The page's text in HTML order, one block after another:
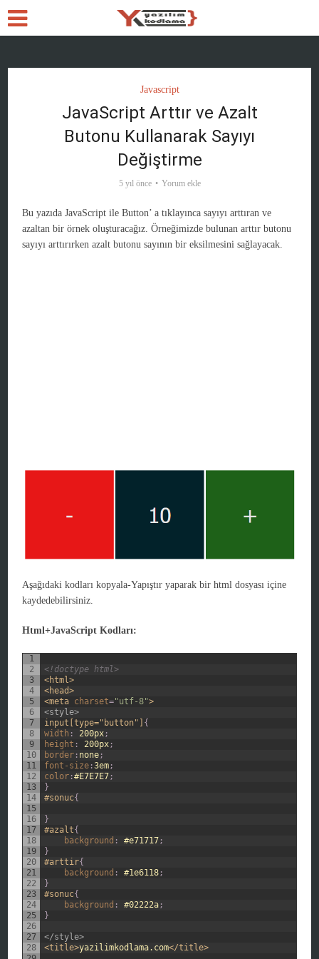
Javascript
JavaScript Arttır ve Azalt
Butonu Kullanarak Sayıyı
Değiştirme
5 yıl önce Yorum ekle
Bu yazıda JavaScript ile Button’ a tıklayınca sayıyı arttıran ve
azaltan bir örnek oluşturacağız. Örneğimizde bulunan arttır butonu
sayıyı arttırırken azalt butonu sayının bir eksilmesini sağlayacak.
Aşağıdaki kodları kopyala-Yapıştır yaparak bir html dosyası içine
kaydedebilirsiniz.
Html+JavaScript Kodları:
1
2
3
4
5
6
7
8
9
10
11
12
13
14
15
16
17
18
19
20
21
22
23
24
25
26
27
28
<!doctype html>
<html>
<head>
<meta charset="utf-8">
<style>
input[type="button"] {
width : 200px ;
height : 200px;
border : none ;
font-size :3em;
color :#E7E7E7 ;
}
#sonuc{
}
#azalt{
background : #e71717 ;
}
#arttir{
background : #1e6118;
}
#sonuc{
background : #02222a ;
}
</style>
<title>yazilimkodlama.com</title>